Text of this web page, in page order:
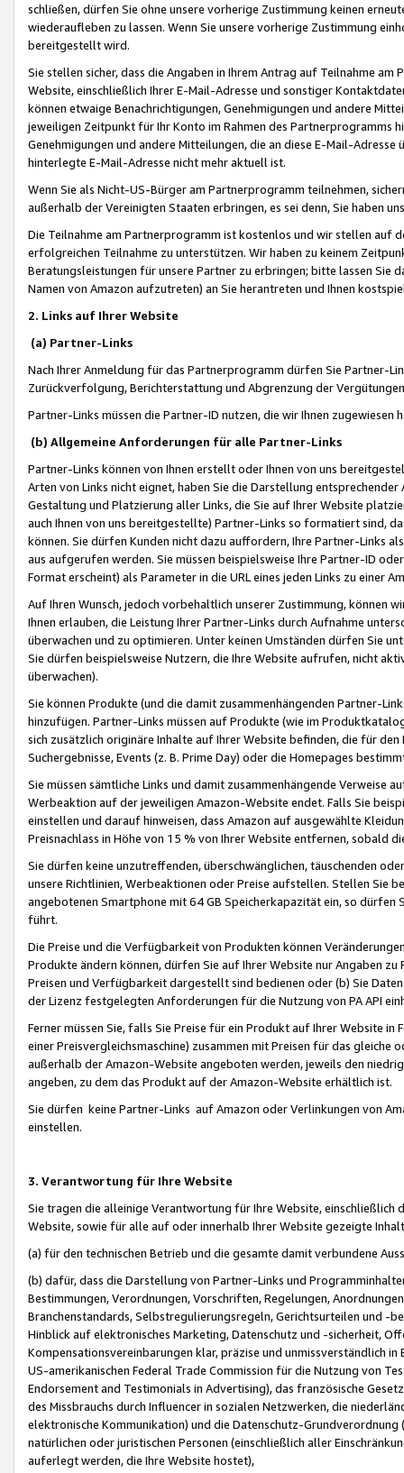
schließen, dürfen Sie ohne unsere vorherige Zustimmung keinen
wiederaufleben zu lassen. Wenn Sie unsere vorherige Zustimmung
bereitgestellt wird.
Sie stellen sicher, dass die Angaben in Ihrem Antrag auf Teilnahme
Website, einschließlich Ihrer E-Mail-Adresse und sonstiger
können etwaige Benachrichtigungen, Genehmigungen und andere
jeweiligen Zeitpunkt für Ihr Konto im Rahmen des Partnerprogramms
Genehmigungen und andere Mitteilungen, die an diese E-Mail-
hinterlegte E-Mail-Adresse nicht mehr aktuell ist.
Wenn Sie als Nicht-US-Bürger am Partnerprogramm teilnehmen,
außerhalb der Vereinigten Staaten erbringen, es sei denn, Sie haben
Die Teilnahme am Partnerprogramm ist kostenlos und wir stellen auf
erfolgreichen Teilnahme zu unterstützen. Wir haben zu keinem
Beratungsleistungen für unsere Partner zu erbringen; bitte lassen Sie
Namen von Amazon aufzutreten) an Sie herantreten und Ihnen
2. Links auf Ihrer Website
(a) Partner-Links
Nach Ihrer Anmeldung für das Partnerprogramm dürfen Sie Partner-
Zurückverfolgung, Berichterstattung und Abgrenzung der
Partner-Links müssen die Partner-ID nutzen, die wir Ihnen zugewiesen
(b) Allgemeine Anforderungen für alle Partner-Links
Partner-Links können von Ihnen erstellt oder Ihnen von uns
Arten von Links nicht eignet, haben Sie die Darstellung
Gestaltung und Platzierung aller Links, die Sie auf Ihrer Website
auch Ihnen von uns bereitgestellte) Partner-Links so formatiert sind,
können. Sie dürfen Kunden nicht dazu auffordern, Ihre Partner-Links
aus aufgerufen werden. Sie müssen beispielsweise Ihre Partner-ID
Format erscheint) als Parameter in die URL eines jeden Links zu einer
Auf Ihren Wunsch, jedoch vorbehaltlich unserer Zustimmung, können
Ihnen erlauben, die Leistung Ihrer Partner-Links durch Aufnahme
überwachen und zu optimieren. Unter keinen Umständen dürfen Sie
Sie dürfen beispielsweise Nutzern, die Ihre Website aufrufen, nicht
überwachen).
Sie können Produkte (und die damit zusammenhängenden Partner-
hinzufügen. Partner-Links müssen auf Produkte (wie im
sich zusätzlich originäre Inhalte auf Ihrer Website befinden, die für
Suchergebnisse, Events (z. B. Prime Day) oder die Homepages
Sie müssen sämtliche Links und damit zusammenhängende
Werbeaktion auf der jeweiligen Amazon-Website endet. Falls Sie
einstellen und darauf hinweisen, dass Amazon auf ausgewählte
Preisnachlass in Höhe von 15 % von Ihrer Website entfernen, sobald
Sie dürfen keine unzutreffenden, überschwänglichen, täuschenden
unsere Richtlinien, Werbeaktionen oder Preise aufstellen. Stellen Sie
angebotenen Smartphone mit 64 GB Speicherkapazität ein, so dürfen
führt.
Die Preise und die Verfügbarkeit von Produkten können
Produkte ändern können, dürfen Sie auf Ihrer Website nur Angaben
Preisen und Verfügbarkeit dargestellt sind bedienen oder (b) Sie
der Lizenz festgelegten Anforderungen für die Nutzung von PA API
Ferner müssen Sie, falls Sie Preise für ein Produkt auf Ihrer Website
einer Preisvergleichsmaschine) zusammen mit Preisen für das
außerhalb der Amazon-Website angeboten werden, jeweils den
angeben, zu dem das Produkt auf der Amazon-Website erhältlich ist.
Sie dürfen keine Partner-Links auf Amazon oder Verlinkungen von
einstellen.
3. Verantwortung für Ihre Website
Sie tragen die alleinige Verantwortung für Ihre Website,
Website, sowie für alle auf oder innerhalb Ihrer Website gezeigte
(a) für den technischen Betrieb und die gesamte damit verbundene
(b) dafür, dass die Darstellung von Partner-Links und
Bestimmungen, Verordnungen, Vorschriften, Regelungen,
Branchenstandards, Selbstregulierungsregeln, Gerichtsurteilen und -
Hinblick auf elektronisches Marketing, Datenschutz und -sicherheit,
Kompensationsvereinbarungen klar, präzise und unmissverständlich
US-amerikanischen Federal Trade Commission für die Nutzung von
Endorsement and Testimonials in Advertising), das französische
des Missbrauchs durch Influencer in sozialen Netzwerken, die
elektronische Kommunikation) und die Datenschutz-
natürlichen oder juristischen Personen (einschließlich aller
auferlegt werden, die Ihre Website hostet),